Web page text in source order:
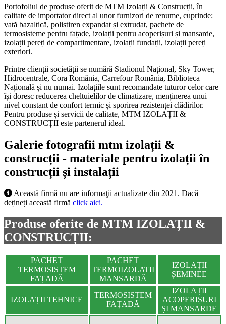
Portofoliul de produse oferit de MTM Izolații & Construcții, în
calitate de importator direct al unor furnizori de renume, cuprinde:
vată bazaltică, polistiren expandat și extrudat, pachete de
termosisteme pentru fațade, izolații pentru acoperișuri și mansarde,
izolații pereți de compartimentare, izolații fundații, izolații pereți
exteriori.
Printre clienții societății se numără Stadionul Național, Sky Tower,
Hidrocentrale, Cora România, Carrefour România, Biblioteca
Națională și nu numai. Izolațiile sunt recomandate tuturor celor care
își doresc reducerea cheltuielilor de climatizare, menținerea unui
nivel constant de confort termic și sporirea rezistenței clădirilor.
Pentru produse și servicii de calitate, MTM IZOLAȚII &
CONSTRUCȚII este partenerul ideal.
Galerie fotografii mtm izolații &
construcții - materiale pentru izolații în
construcții și instalații
Această firmă nu are informaţii actualizate din 2021. Dacă
dețineți această firmă click aici.
Produse oferite de MTM IZOLAȚII &
CONSTRUCȚII:
PACHET
TERMOSISTEM
FAȚADĂ
PACHET
TERMOIZOLATII
MANSARDĂ
IZOLAȚII
ȘEMINEE
IZOLAȚII TEHNICE
TERMOSISTEM
FAȚADĂ
IZOLAȚII
ACOPERIȘURI
ȘI MANSARDE